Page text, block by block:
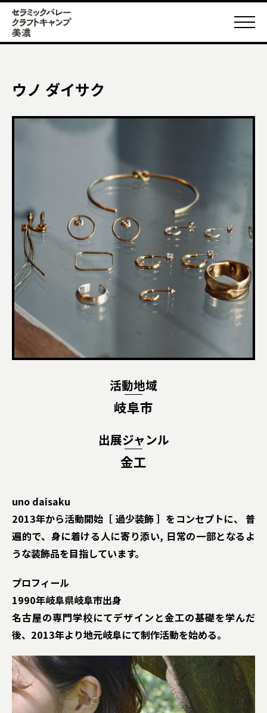
ウノ ダイサク
活動地域
岐阜市
出展ジャンル
金工
uno daisaku
2013年から活動開始［ 過少装飾 ］をコンセプトに、 普
遍的で、身に着ける人に寄り添い, 日常の一部となるよ
うな装飾品を目指しています。
プロフィール
1990年岐阜県岐阜市出身
名古屋の専門学校にてデザインと金工の基礎を学んだ
後、2013年より地元岐阜にて制作活動を始める。